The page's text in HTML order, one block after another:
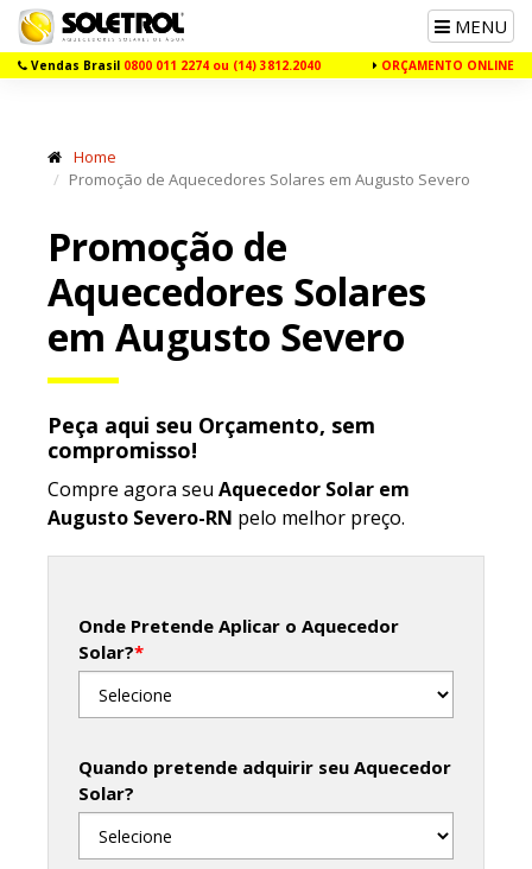
Toggle
navigation
MENU
Vendas Brasil 0800 011 2274 ou (14) 3812.2040 ORÇAMENTO ONLINE
Home
Promoção de Aquecedores Solares em Augusto Severo
Promoção de
Aquecedores Solares
em Augusto Severo
Peça aqui seu Orçamento, sem
compromisso!
Compre agora seu Aquecedor Solar em
Augusto Severo-RN pelo melhor preço.
Onde Pretende Aplicar o Aquecedor
Solar?*
Quando pretende adquirir seu Aquecedor
Solar?